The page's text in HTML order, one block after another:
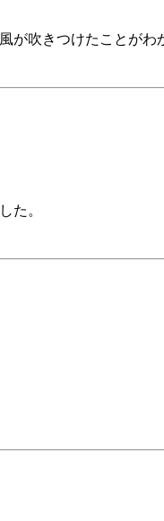
が吹きつけたことがわ
た。